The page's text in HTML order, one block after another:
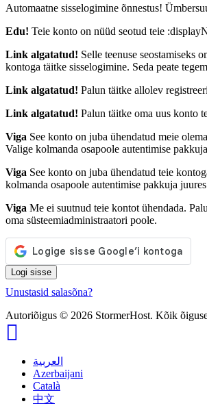
Automaatne sisselogimine õnnestus!
Edu! Teie konto on nüüd seotud teie
Link algatatud! Selle teenuse seostamiseks
kontoga täitke sisselogimine. Seda peate
Link algatatud! Palun täitke allolev
Link algatatud! Palun täitke oma uus konto
Viga See konto on juba ühendatud meie
Valige kolmanda osapoole autentimise
Viga See konto on juba ühendatud teie
kolmanda osapoole autentimise pakkuja
Viga Me ei suutnud teie kontot ühendada.
oma süsteemiadministraatori poole.
Unustasid salasõna?
Autoriõigus © 2026 StormerHost. Kõik
العربية
Azerbaijani
Català
中文